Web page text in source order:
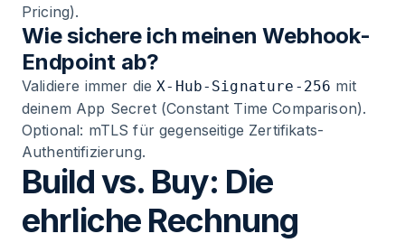
Pricing).
Wie sichere ich meinen Webhook-
Endpoint ab?
Validiere immer dieX-Hub-Signature-256 mit
deinem App Secret (Constant Time Comparison).
Optional: mTLS für gegenseitige Zertifikats-
Authentifizierung.
Build vs. Buy: Die
ehrliche Rechnung